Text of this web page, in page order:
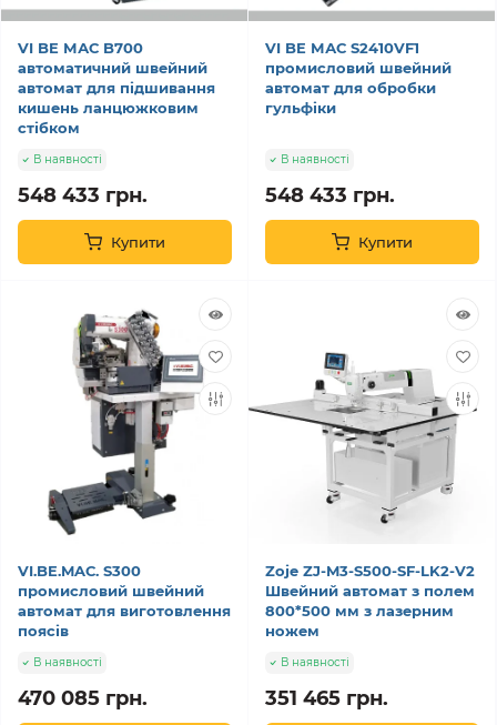
VI BE МАС B700
автоматичний швейний
автомат для підшивання
кишень ланцюжковим
стібком
В наявності
548 433 грн.
Купити
VI BE МАС S2410VF1
промисловий швейний
автомат для обробки
гульфіки
В наявності
548 433 грн.
Купити
VI.BE.MAС. S300
промисловий швейний
автомат для виготовлення
поясів
В наявності
470 085 грн.
Zoje ZJ-M3-S500-SF-LK2-V2
Швейний автомат з полем
800*500 мм з лазерним
ножем
В наявності
351 465 грн.